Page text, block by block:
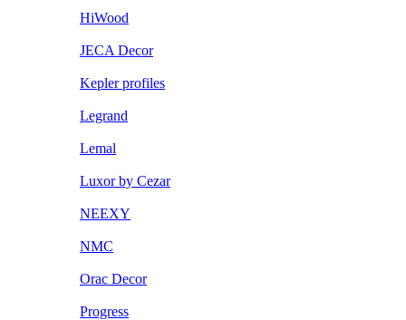
HiWood
JECA Decor
Kepler profiles
Legrand
Lemal
Luxor by Cezar
NEEXY
NMC
Orac Decor
Progress